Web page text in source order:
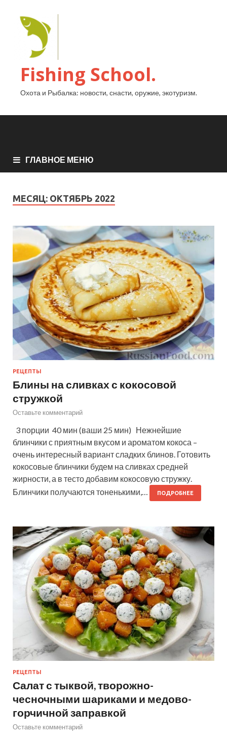
Fishing School.
Охота и Рыбалка: новости, снасти, оружие, экотуризм.
ГЛАВНОЕ МЕНЮ
МЕСЯЦ: ОКТЯБРЬ 2022
РЕЦЕПТЫ
Блины на сливках с кокосовой
стружкой
Оставьте комментарий
3 порции 40 мин (ваши 25 мин) Нежнейшие
блинчики с приятным вкусом и ароматом кокоса –
очень интересный вариант сладких блинов. Готовить
кокосовые блинчики будем на сливках средней
жирности, а в тесто добавим кокосовую стружку.
Блинчики получаются тоненькими,…
ПОДРОБНЕЕ
РЕЦЕПТЫ
Салат с тыквой, творожно-
чесночными шариками и медово-
горчичной заправкой
Оставьте комментарий